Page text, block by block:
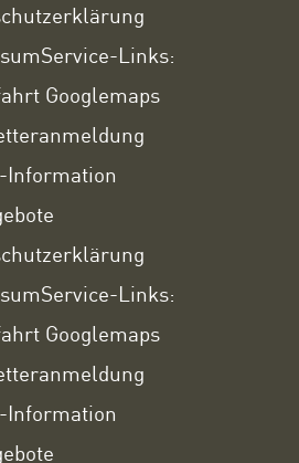
Service-Links:
Googlemaps
Information
Service-Links:
Googlemaps
Information